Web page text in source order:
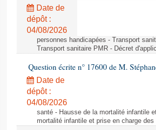
Date de
dépôt :
04/08/2026
personnes handicapées - Transport
Transport sanitaire PMR - Décret
Question écrite n° 17600 de M.
Date de
dépôt :
04/08/2026
santé - Hausse de la mortalité infantile
mortalité infantile et prise en charge